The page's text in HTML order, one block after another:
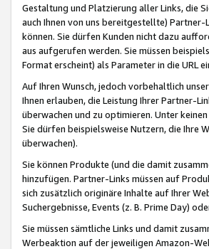
Gestaltung und Platzierung aller Links, die
auch Ihnen von uns bereitgestellte)
können. Sie dürfen Kunden nicht dazu
aus aufgerufen werden. Sie müssen
Format erscheint) als Parameter in die URL
Auf Ihren Wunsch, jedoch vorbehaltlich
Ihnen erlauben, die Leistung Ihrer Partner-
überwachen und zu optimieren. Unter
Sie dürfen beispielsweise Nutzern, die Ihre
überwachen).
Sie können Produkte (und die damit
hinzufügen. Partner-Links müssen auf
sich zusätzlich originäre Inhalte auf Ihrer
Suchergebnisse, Events (z. B. Prime Day)
Sie müssen sämtliche Links und damit
Werbeaktion auf der jeweiligen Amazon-